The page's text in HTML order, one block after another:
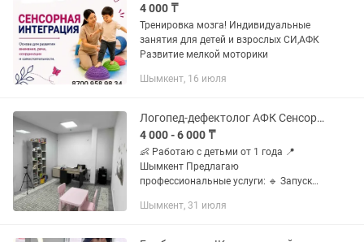
4 000 ₸
Тренировка мозга! Индивидуальные
занятия для детей и взрослых СИ,АФК
Развитие мелкой моторики
Шымкент, 16 июля
Логопед-дефектолог АФК Сенсорная интеграция
4 000 - 6 000 ₸
👶 Работаю с детьми от 1 года 📍
Шымкент Предлагаю
профессиональные услуги: 🔹 Запуск
моторики 🔹 Сенсорная интеграция
Адаптивная...
Шымкент, 31 июля